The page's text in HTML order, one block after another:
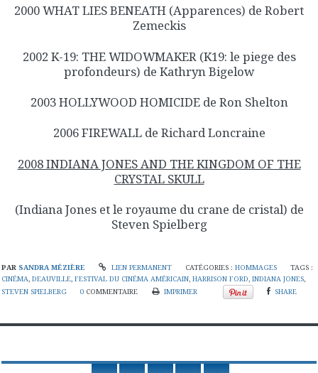
2000 WHAT LIES BENEATH (Apparences) de Robert
Zemeckis
2002 K-19: THE WIDOWMAKER (K19: le piege des
profondeurs) de Kathryn Bigelow
2003 HOLLYWOOD HOMICIDE de Ron Shelton
2006 FIREWALL de Richard Loncraine
2008 INDIANA JONES AND THE KINGDOM OF THE
CRYSTAL SKULL
(Indiana Jones et le royaume du crane de cristal) de
Steven Spielberg
PAR SANDRA MÉZIÈRE LIEN PERMANENT CATÉGORIES :HOMMAGES
TAGS :
CINÉMA, DEAUVILLE, FESTIVAL DU CINÉMA AMÉRICAIN, HARRISON FORD, INDIANA JONES,
STEVEN SPIELBERG
0 COMMENTAIRE IMPRIMER SHARE